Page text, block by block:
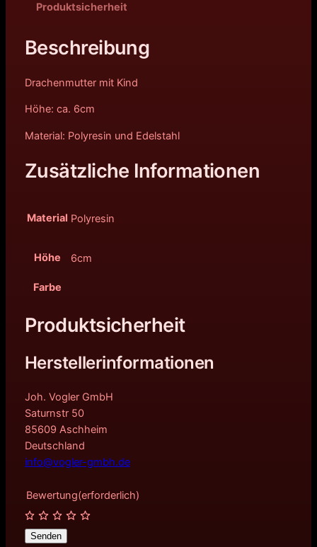
Produktsicherheit
Beschreibung
Drachenmutter mit Kind
Höhe: ca. 6cm
Material: Polyresin und Edelstahl
Zusätzliche Informationen
Material Polyresin
Höhe 6cm
Farbe
Produktsicherheit
Herstellerinformationen
Joh. Vogler GmbH
Saturnstr 50
85609 Aschheim
Deutschland
info@vogler-gmbh.de
Bewertung(erforderlich)
Senden